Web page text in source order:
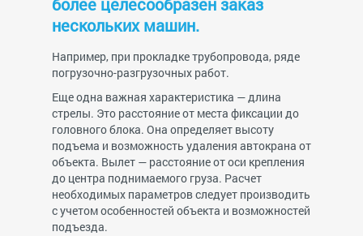
нескольких машин.
Например, при прокладке трубопровода, ряде
погрузочно-разгрузочных работ.
Еще одна важная характеристика — длина
стрелы. Это расстояние от места фиксации до
головного блока. Она определяет высоту
подъема и возможность удаления автокрана от
объекта. Вылет — расстояние от оси крепления
до центра поднимаемого груза. Расчет
необходимых параметров следует производить
с учетом особенностей объекта и возможностей
подъезда.